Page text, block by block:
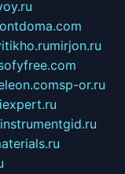
mirjon.ru
sp-or.ru
instrumentgid.ru